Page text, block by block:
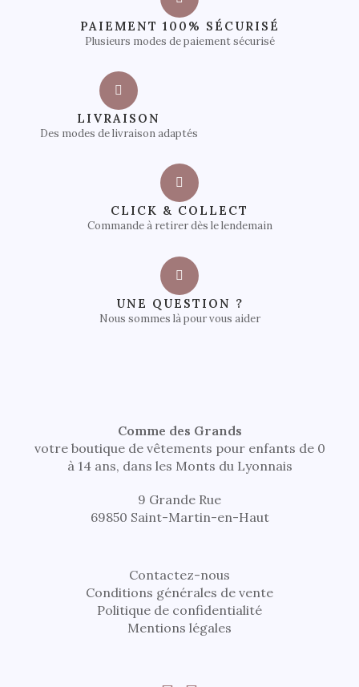
PAIEMENT 100% SÉCURISÉ
Plusieurs modes de paiement sécurisé
LIVRAISON
Des modes de livraison adaptés
CLICK & COLLECT
Commande à retirer dès le lendemain
UNE QUESTION ?
Nous sommes là pour vous aider
Comme des Grands
votre boutique de vêtements pour enfants de 0
à 14 ans, dans les Monts du Lyonnais
9 Grande Rue
69850 Saint-Martin-en-Haut
Contactez-nous
Conditions générales de vente
Politique de confidentialité
Mentions légales